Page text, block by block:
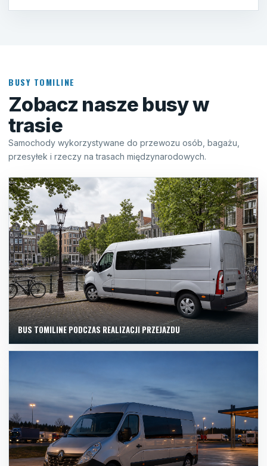
BUSY TOMILINE
Zobacz nasze busy w
trasie
Samochody wykorzystywane do przewozu osób, bagażu,
przesyłek i rzeczy na trasach międzynarodowych.
BUS TOMILINE PODCZAS REALIZACJI PRZEJAZDU